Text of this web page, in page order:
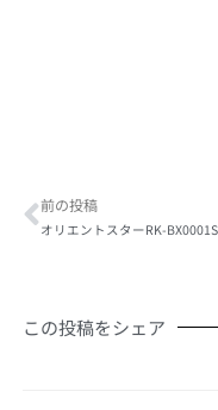
前の投稿
オリエントスターRK-
この投稿をシェア